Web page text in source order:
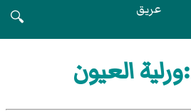
عريق
🔍
العيون